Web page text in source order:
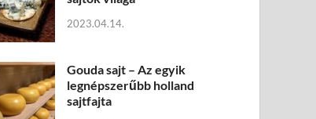
2023.04.14.
Gouda sajt – Az egyik
legnépszerűbb holland
sajtfajta